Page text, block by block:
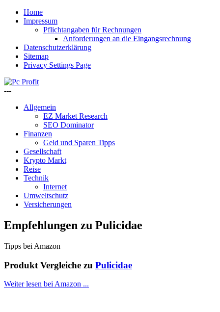
Home
Impressum
Pflichtangaben für Rechnungen
Anforderungen an die Eingangsrechnung
Datenschutzerklärung
Sitemap
Privacy Settings Page
---
Allgemein
EZ Market Research
SEO Dominator
Finanzen
Geld und Sparen Tipps
Gesellschaft
Krypto Markt
Reise
Technik
Internet
Umweltschutz
Versicherungen
Empfehlungen zu Pulicidae
Tipps bei Amazon
Produkt Vergleiche zu Pulicidae
Weiter lesen bei Amazon ...